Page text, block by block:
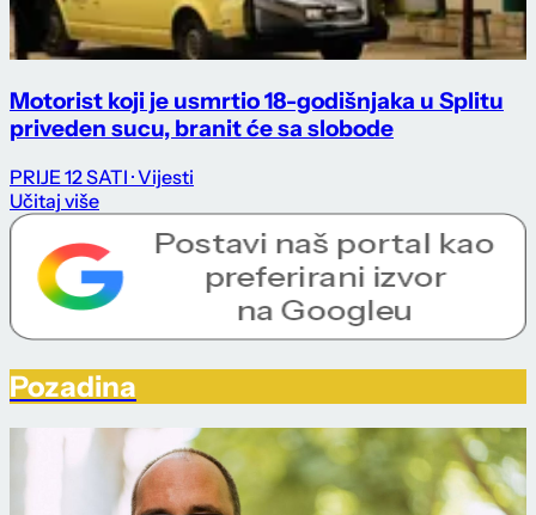
Motorist koji je usmrtio 18-godišnjaka u Splitu
priveden sucu, branit će sa slobode
PRIJE 12 SATI · Vijesti
Učitaj više
Pozadina